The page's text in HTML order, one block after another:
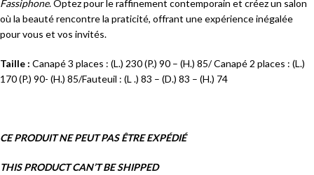
Fassiphone. Optez pour le raffinement contemporain et créez un salon
où la beauté rencontre la praticité, offrant une expérience inégalée
pour vous et vos invités.
Taille : Canapé 3 places : (L.) 230 (P.) 90 – (H.) 85/ Canapé 2 places : (L.)
170 (P.) 90- (H.) 85/Fauteuil : (L .) 83 – (D.) 83 – (H.) 74
CE PRODUIT NE PEUT PAS ÊTRE EXPÉDIÉ
THIS PRODUCT CAN’T BE SHIPPED